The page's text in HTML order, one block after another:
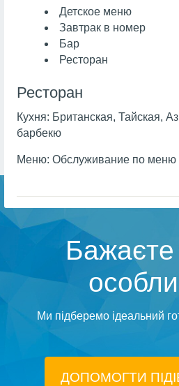
Детское меню
Завтрак в номер
Бар
Ресторан
Ресторан
Кухня: Британская, Тайская,
барбекю
Меню: Обслуживание по меню
Ми підберемо ідеальний
ДОПОМОГТИ